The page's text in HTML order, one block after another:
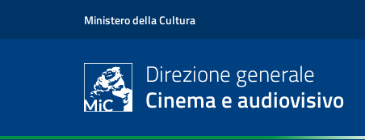
Ministero della Cultura
Direzione generale
Cinema e audiovisivo